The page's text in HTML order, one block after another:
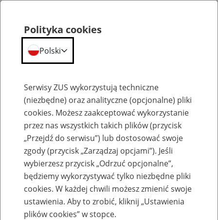
Przepraszamy,
podana strona nie została znaleziona.
Błąd 404
Przejdź do strony głównej
Polityka cookies
Polski
Serwisy ZUS wykorzystują techniczne
(niezbędne) oraz analityczne (opcjonalne) pliki
cookies. Możesz zaakceptować wykorzystanie
przez nas wszystkich takich plików (przycisk
„Przejdź do serwisu”) lub dostosować swoje
zgody (przycisk „Zarządzaj opcjami”). Jeśli
wybierzesz przycisk „Odrzuć opcjonalne”,
będziemy wykorzystywać tylko niezbędne pliki
cookies. W każdej chwili możesz zmienić swoje
ustawienia. Aby to zrobić, kliknij „Ustawienia
plików cookies” w stopce.